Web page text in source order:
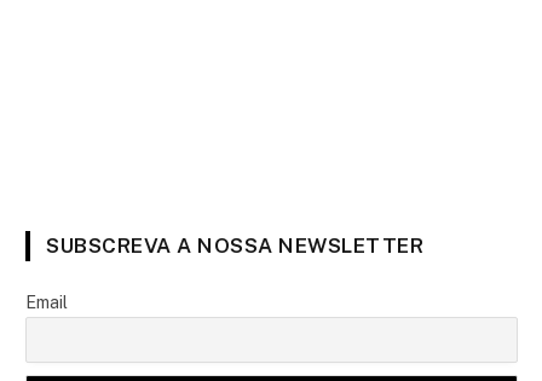
SUBSCREVA A NOSSA NEWSLETTER
Email